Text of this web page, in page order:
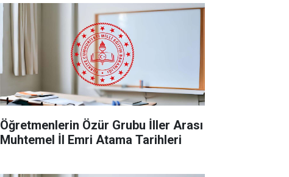
Öğretmenlerin Özür Grubu İller Arası
Muhtemel İl Emri Atama Tarihleri